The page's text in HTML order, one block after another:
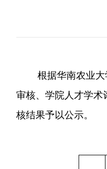
根据华南农业
审核、学院人才学术
核结果予以公示。